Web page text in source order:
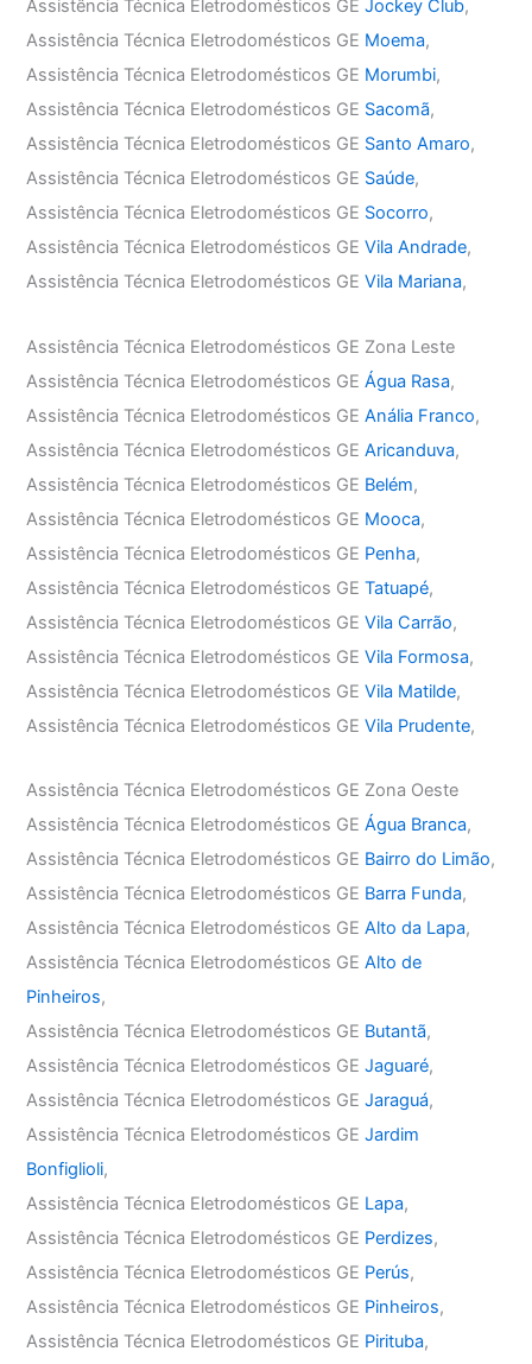
Assistência Técnica Eletrodomésticos GEJockey Club,
Assistência Técnica Eletrodomésticos GE Moema,
Assistência Técnica Eletrodomésticos GE Morumbi,
Assistência Técnica Eletrodomésticos GE Sacomã,
Assistência Técnica Eletrodomésticos GE Santo Amaro,
Assistência Técnica Eletrodomésticos GE Saúde,
Assistência Técnica Eletrodomésticos GE Socorro,
Assistência Técnica Eletrodomésticos GEVila Andrade,
Assistência Técnica Eletrodomésticos GEVila Mariana,
Assistência Técnica Eletrodomésticos GE Zona Leste
Assistência Técnica Eletrodomésticos GEÁgua Rasa,
Assistência Técnica Eletrodomésticos GEAnália Franco,
Assistência Técnica Eletrodomésticos GEAricanduva,
Assistência Técnica Eletrodomésticos GE Belém,
Assistência Técnica Eletrodomésticos GE Mooca,
Assistência Técnica Eletrodomésticos GE Penha,
Assistência Técnica Eletrodomésticos GETatuapé,
Assistência Técnica Eletrodomésticos GEVila Carrão,
Assistência Técnica Eletrodomésticos GEVila Formosa,
Assistência Técnica Eletrodomésticos GEVila Matilde,
Assistência Técnica Eletrodomésticos GEVila Prudente,
Assistência Técnica Eletrodomésticos GE Zona Oeste
Assistência Técnica Eletrodomésticos GEÁgua Branca,
Assistência Técnica Eletrodomésticos GE Bairro do Limão,
Assistência Técnica Eletrodomésticos GE Barra Funda,
Assistência Técnica Eletrodomésticos GEAlto da Lapa,
Assistência Técnica Eletrodomésticos GEAlto de
Pinheiros,
Assistência Técnica Eletrodomésticos GE Butantã,
Assistência Técnica Eletrodomésticos GEJaguaré,
Assistência Técnica Eletrodomésticos GEJaraguá,
Assistência Técnica Eletrodomésticos GEJardim
Bonfiglioli,
Assistência Técnica Eletrodomésticos GE Lapa,
Assistência Técnica Eletrodomésticos GE Perdizes,
Assistência Técnica Eletrodomésticos GE Perús,
Assistência Técnica Eletrodomésticos GE Pinheiros,
Assistência Técnica Eletrodomésticos GE Pirituba,